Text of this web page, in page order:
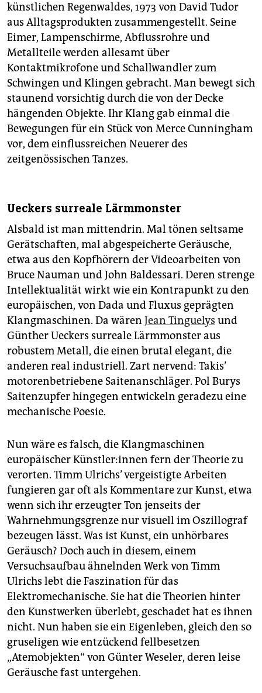
künstlichen Regenwaldes, 1973 von David Tudor
aus Alltagsprodukten zusammengestellt. Seine
Eimer, Lampenschirme, Abflussrohre und
Metallteile werden allesamt über
Kontaktmikrofone und Schallwandler zum
Schwingen und Klingen gebracht. Man bewegt sich
staunend vorsichtig durch die von der Decke
hängenden Objekte. Ihr Klang gab einmal die
Bewegungen für ein Stück von Merce Cunningham
vor, dem einflussreichen Neuerer des
zeitgenössischen Tanzes.
Ueckers surreale Lärmmonster
Alsbald ist man mittendrin. Mal tönen seltsame
Gerätschaften, mal abgespeicherte Geräusche,
etwa aus den Kopfhörern der Videoarbeiten von
Bruce Nauman und John Baldessari. Deren strenge
Intellektualität wirkt wie ein Kontrapunkt zu den
europäischen, von Dada und Fluxus geprägten
Klangmaschinen. Da wären Jean Tingue­lys und
Günther Ueckers surreale Lärmmonster aus
robustem Metall, die einen brutal elegant, die
anderen real industriell. Zart nervend: Takis’
motorenbetriebene Saitenanschläger. Pol Burys
Saitenzupfer hingegen entwickeln geradezu eine
mechanische Poesie.
Nun wäre es falsch, die Klangmaschinen
europäischer Künst­le­r:in­nen fern der Theorie zu
verorten. Timm Ulrichs’ vergeistigte Arbeiten
fungieren gar oft als Kommentare zur Kunst, etwa
wenn sich ihr erzeugter Ton jenseits der
Wahrnehmungsgrenze nur visuell im Oszillograf
bezeugen lässt. Was ist Kunst, ein unhörbares
Geräusch? Doch auch in diesem, einem
Versuchsaufbau ähnelnden Werk von Timm
Ulrichs lebt die Faszination für das
Elektromechanische. Sie hat die Theorien hinter
den Kunstwerken überlebt, geschadet hat es ihnen
nicht. Nun haben sie ein Eigenleben, gleich den so
gruseligen wie entzückend fellbesetzen
„Atemobjekten“ von Günter Weseler, deren leise
Geräusche fast untergehen.